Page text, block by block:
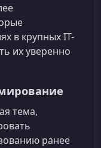
в крупных IT-
их уверенно
тема,
ранее